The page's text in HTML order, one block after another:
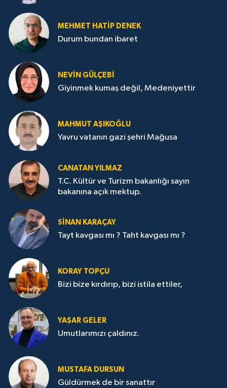
MEHMET HATİP DENEK
Durum bundan ibaret
NEVİN GÜLÇEBİ
Giyinmek kumaş değil, Medeniyettir
MAHMUT AŞIKOĞLU
Yavru vatanın gazi şehri Mağusa
CANATAN YILMAZ
T.C. Kültür ve Turizm bakanlığı sayın
bakanına açık mektup.
SİNAN KARAÇAY
Tayt kavgası mı ? Taht kavgası mı ?
KORAY TOPÇU
Bizi bize kırdırıp, bizi istila ettiler,
YAŞAR GELER
Umutlarımızı çaldınız.
MUSTAFA DURSUN
Güldürmek de bir sanattır